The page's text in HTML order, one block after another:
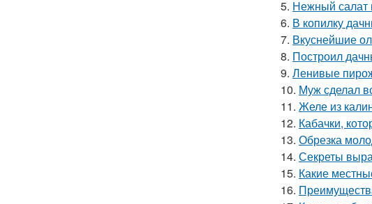
5. Нежный салат
6. В копилку
7. Вкуснейшие
8. Построил
9. Ленивые
10. Муж сделал
11. Желе из
12. Кабачки,
13. Обрезка
14. Секреты
15. Какие
16.